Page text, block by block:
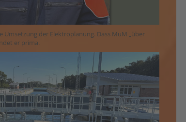
der Elektroplanung. Dass MuM „über
er prima.